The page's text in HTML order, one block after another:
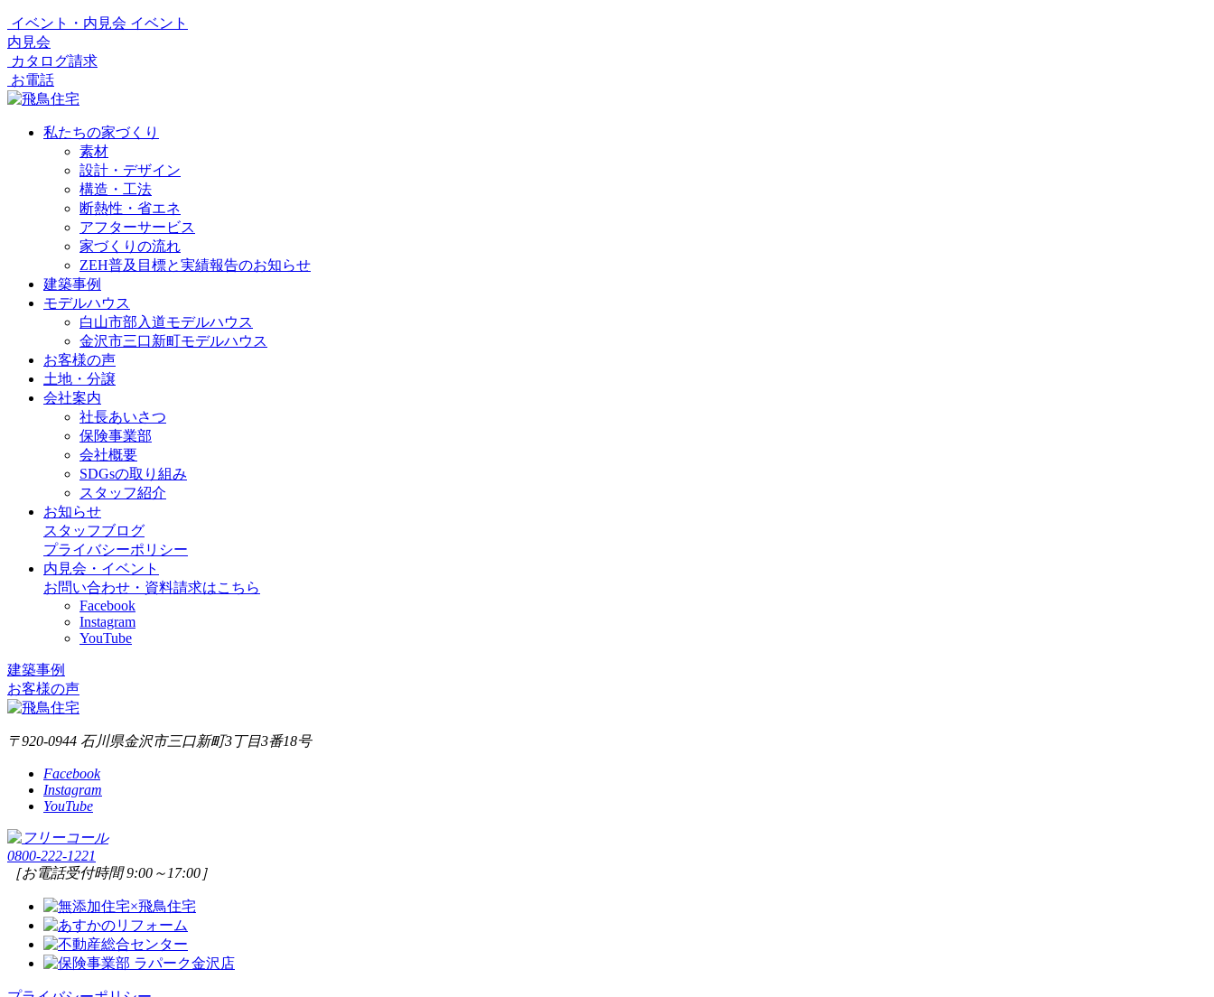
イベント・内見会 イベント
内見会
カタログ請求
お電話
私たちの家づくり
素材
設計・デザイン
構造・工法
断熱性・省エネ
アフターサービス
家づくりの流れ
ZEH普及目標と実績報告のお知らせ
建築事例
モデルハウス
白山市部入道モデルハウス
金沢市三口新町モデルハウス
お客様の声
土地・分譲
会社案内
社長あいさつ
保険事業部
会社概要
SDGsの取り組み
スタッフ紹介
お知らせ
スタッフブログ
プライバシーポリシー
内見会・イベント
お問い合わせ・資料請求はこちら
Facebook
Instagram
YouTube
建築事例
お客様の声
〒920-0944 石川県金沢市三口新町3丁目3番18号
Facebook
Instagram
YouTube
0800-222-1221
［お電話受付時間 9:00～17:00］